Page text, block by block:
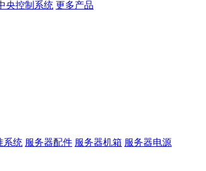
央控制系统 更多产品
系统 服务器配件 服务器机箱 服务器电源